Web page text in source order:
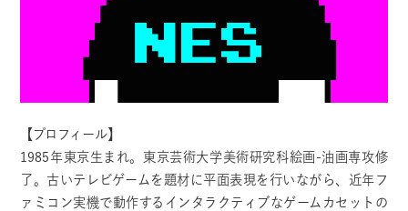
【プロフィール】
1985年東京生まれ。東京芸術大学美術研究科絵画-油画専攻修
了。古いテレビゲームを題材に平面表現を行いながら、近年フ
ァミコン実機で動作するインタラクティブなゲームカセットの